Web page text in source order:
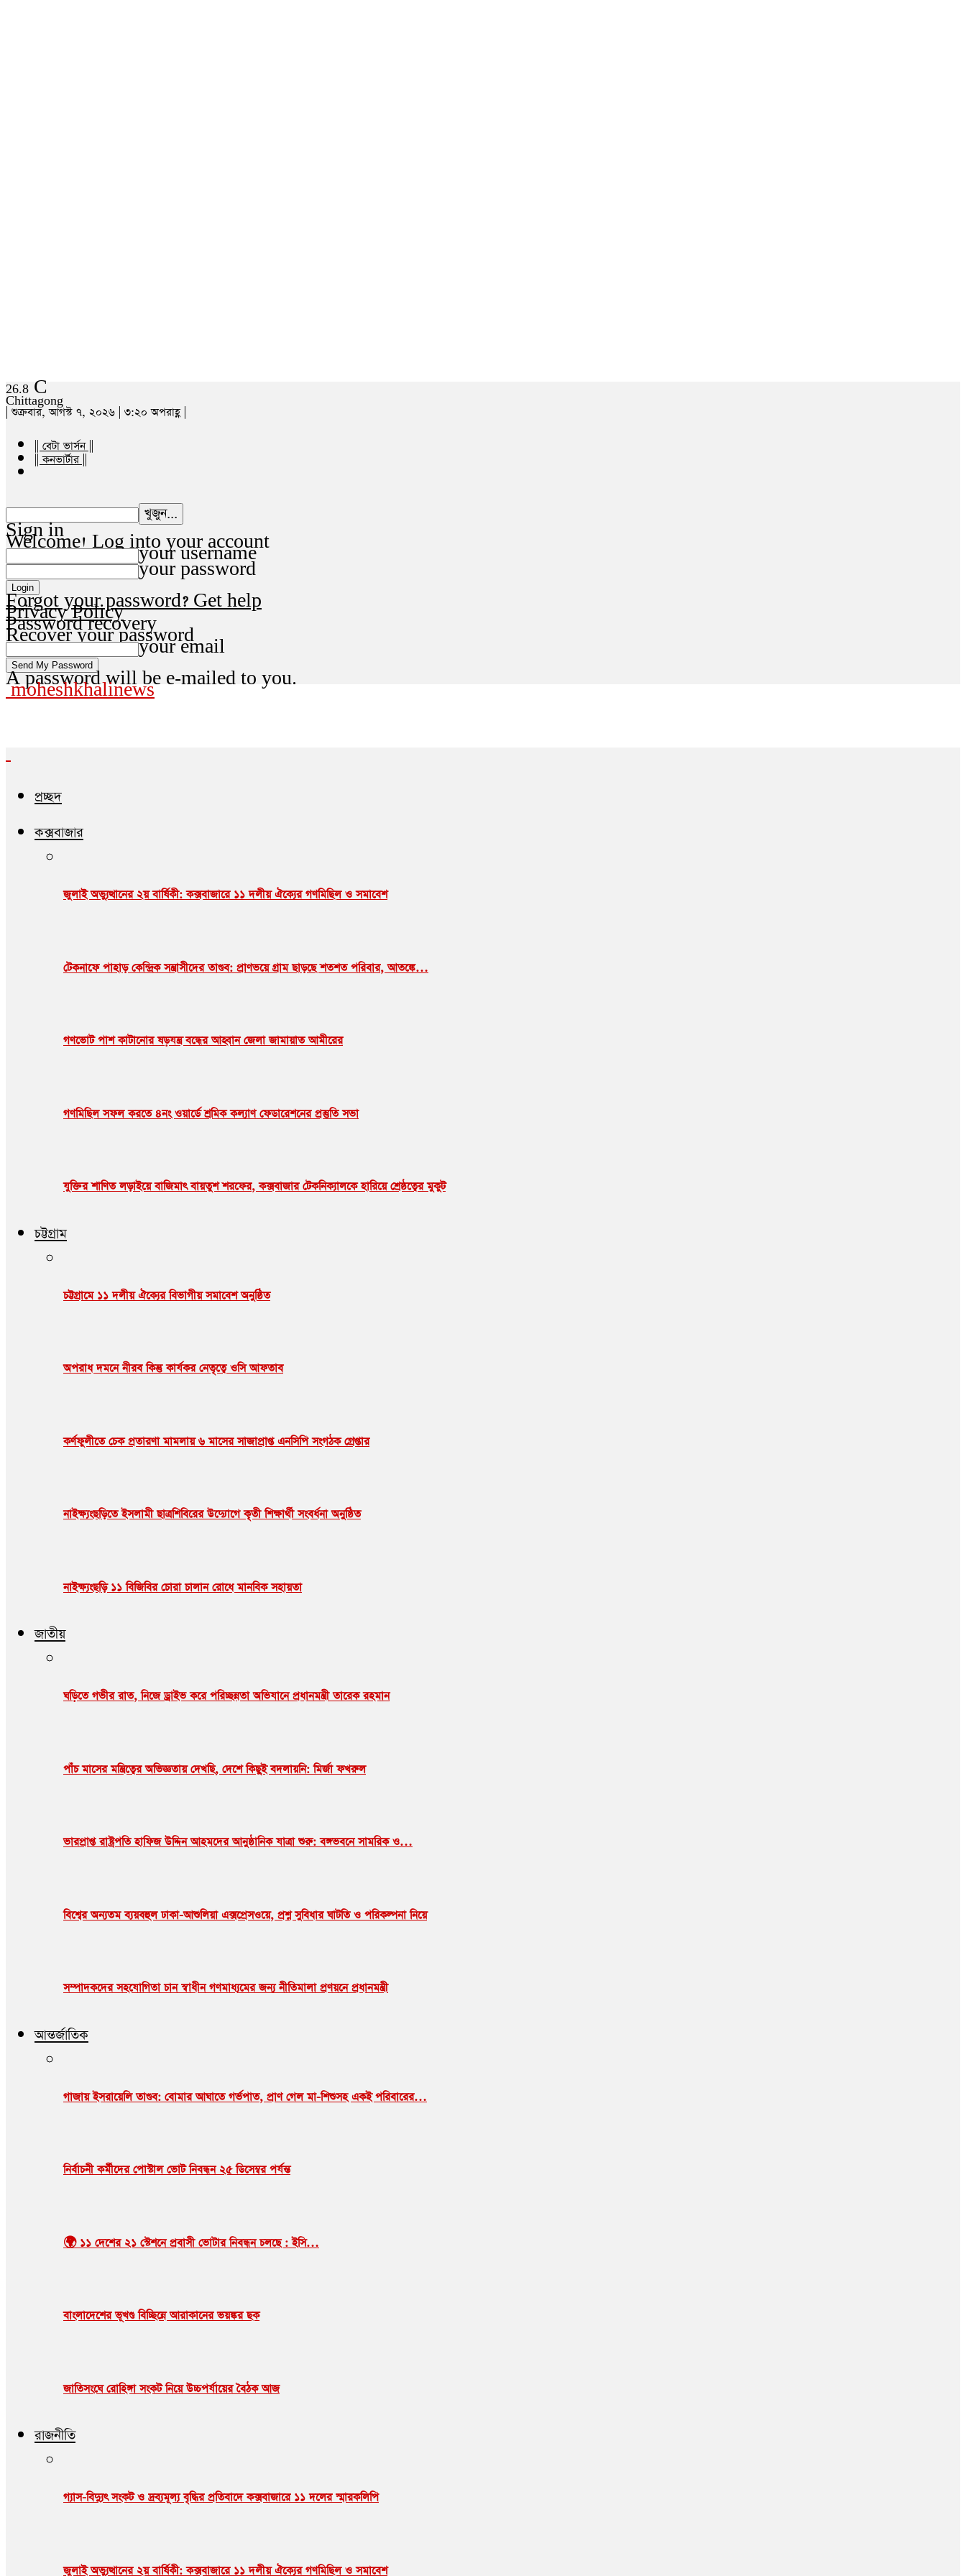
26.8 C
Chittagong
| শুক্রবার, আগস্ট ৭, ২০২৬ | ৩:২০ অপরাহ্ণ |
|| বেটা ভার্সন ||
|| কনভার্টার ||
Sign in
Welcome! Log into your account
your username
your password
Forgot your password? Get help
Privacy Policy
Password recovery
Recover your password
your email
A password will be e-mailed to you.
moheshkhalinews
প্রচ্ছদ
কক্সবাজার
জুলাই অভ্যুত্থানের ২য় বার্ষিকী: কক্সবাজারে ১১ দলীয় ঐক্যের গণমিছিল ও সমাবেশ
টেকনাফে পাহাড় কেন্দ্রিক সন্ত্রাসীদের তাণ্ডব: প্রাণভয়ে গ্রাম ছাড়ছে শতশত পরিবার, আতঙ্কে…
গণভোট পাশ কাটানোর ষড়যন্ত্র বন্ধের আহ্বান জেলা জামায়াত আমীরের
গণমিছিল সফল করতে ৪নং ওয়ার্ডে শ্রমিক কল্যাণ ফেডারেশনের প্রস্তুতি সভা
যুক্তির শাণিত লড়াইয়ে বাজিমাৎ বায়তুশ শরফের, কক্সবাজার টেকনিক্যালকে হারিয়ে শ্রেষ্ঠত্বের মুকুট
চট্টগ্রাম
চট্টগ্রামে ১১ দলীয় ঐক্যের বিভাগীয় সমাবেশ অনুষ্ঠিত
অপরাধ দমনে নীরব কিন্তু কার্যকর নেতৃত্বে ওসি আফতাব
কর্ণফুলীতে চেক প্রতারণা মামলায় ৬ মাসের সাজাপ্রাপ্ত এনসিপি সংগঠক গ্রেপ্তার
নাইক্ষ‍‍্যংছড়িতে ইসলামী ছাত্রশিবিরের উদ‍্যোগে কৃতী শিক্ষার্থী সংবর্ধনা অনুষ্ঠিত
নাইক্ষ্যংছড়ি ১১ বিজিবির চোরা চালান রোধে মানবিক সহায়তা
জাতীয়
ঘড়িতে গভীর রাত, নিজে ড্রাইভ করে পরিচ্ছন্নতা অভিযানে প্রধানমন্ত্রী তারেক রহমান
পাঁচ মাসের মন্ত্রিত্বের অভিজ্ঞতায় দেখছি, দেশে কিছুই বদলায়নি: মির্জা ফখরুল
ভারপ্রাপ্ত রাষ্ট্রপতি হাফিজ উদ্দিন আহমদের আনুষ্ঠানিক যাত্রা শুরু: বঙ্গভবনে সামরিক ও…
বিশ্বের অন্যতম ব্যয়বহুল ঢাকা-আশুলিয়া এক্সপ্রেসওয়ে, প্রশ্ন সুবিধার ঘাটতি ও পরিকল্পনা নিয়ে
সম্পাদকদের সহযোগিতা চান স্বাধীন গণমাধ্যমের জন্য নীতিমালা প্রণয়নে প্রধানমন্ত্রী
আন্তর্জাতিক
গাজায় ইসরায়েলি তাণ্ডব: বোমার আঘাতে গর্ভপাত, প্রাণ গেল মা-শিশুসহ একই পরিবারের…
নির্বাচনী কর্মীদের পোস্টাল ভোট নিবন্ধন ২৫ ডিসেম্বর পর্যন্ত
🌍 ১১ দেশের ২১ স্টেশনে প্রবাসী ভোটার নিবন্ধন চলছে : ইসি…
বাংলাদেশের ভূখণ্ড বিচ্ছিন্নে আরাকানের ভয়ঙ্কর ছক
জাতিসংঘে রোহিঙ্গা সংকট নিয়ে উচ্চপর্যায়ের বৈঠক আজ
রাজনীতি
গ্যাস-বিদ্যুৎ সংকট ও দ্রব্যমূল্য বৃদ্ধির প্রতিবাদে কক্সবাজারে ১১ দলের স্মারকলিপি
জুলাই অভ্যুত্থানের ২য় বার্ষিকী: কক্সবাজারে ১১ দলীয় ঐক্যের গণমিছিল ও সমাবেশ